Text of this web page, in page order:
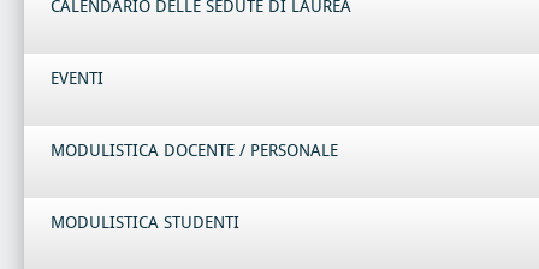
CALENDARIO DELLE SEDUTE DI LAUREA
EVENTI
MODULISTICA DOCENTE / PERSONALE
MODULISTICA STUDENTI